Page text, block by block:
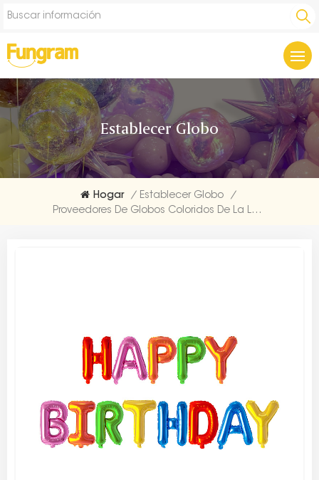
Establecer Globo
Hogar / Establecer Globo
/
Proveedores De Globos Coloridos De La Letra Del Feliz Cumpleaños